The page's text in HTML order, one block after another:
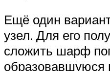
Ещё один
узел. Для его
сложить шарф
образовавшуюся